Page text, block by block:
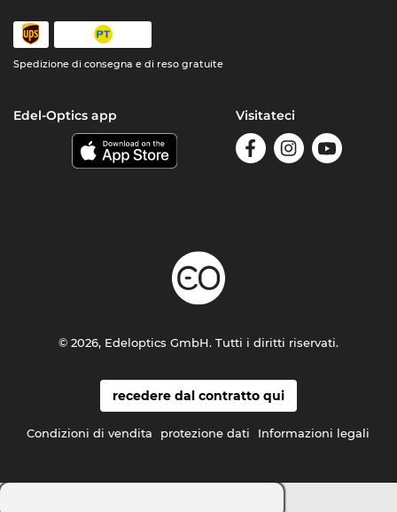
Spedizione di consegna e di reso gratuite
Edel-Optics app Visitateci
recedere dal contratto qui
Condizioni di vendita protezione dati Informazioni legali
© 2026, Edeloptics GmbH. Tutti i diritti riservati.